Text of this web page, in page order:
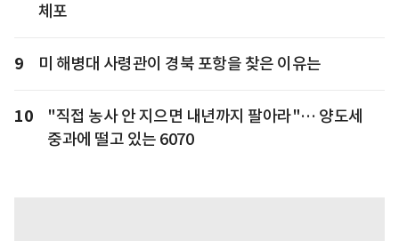
체포
9 미 해병대 사령관이 경북 포항을 찾은 이유는
10
"직접 농사 안 지으면 내년까지 팔아라"… 양도세
중과에 떨고 있는 6070